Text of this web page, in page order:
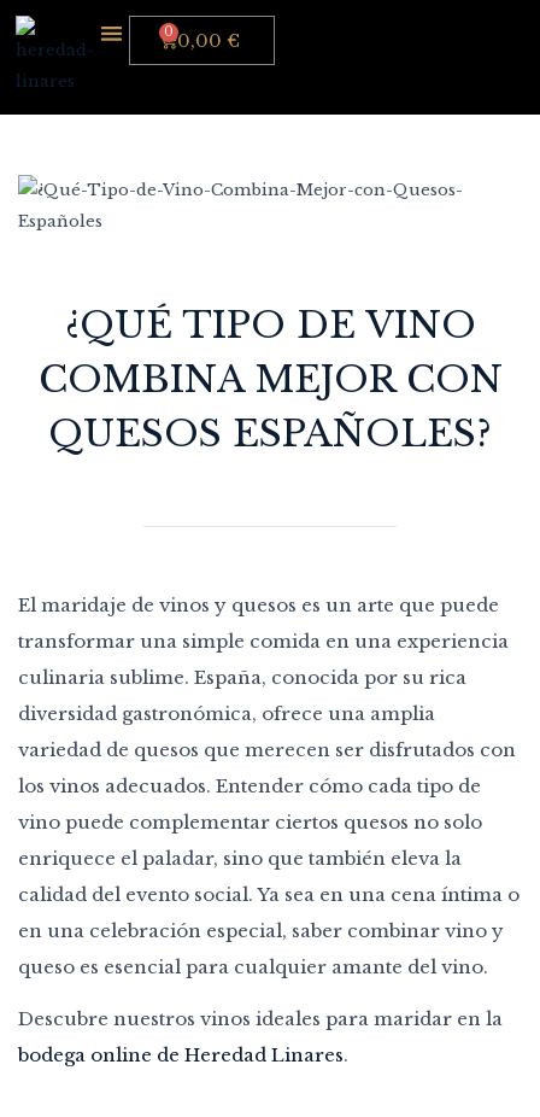
0,00 €
¿QUÉ TIPO DE VINO
COMBINA MEJOR CON
QUESOS ESPAÑOLES?
El maridaje de vinos y quesos es un arte que puede
transformar una simple comida en una experiencia
culinaria sublime. España, conocida por su rica
diversidad gastronómica, ofrece una amplia
variedad de quesos que merecen ser disfrutados con
los vinos adecuados. Entender cómo cada tipo de
vino puede complementar ciertos quesos no solo
enriquece el paladar, sino que también eleva la
calidad del evento social. Ya sea en una cena íntima o
en una celebración especial, saber combinar vino y
queso es esencial para cualquier amante del vino.
Descubre nuestros vinos ideales para maridar en la
bodega online de Heredad Linares.